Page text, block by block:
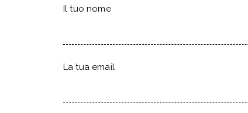
Il tuo nome
La tua email